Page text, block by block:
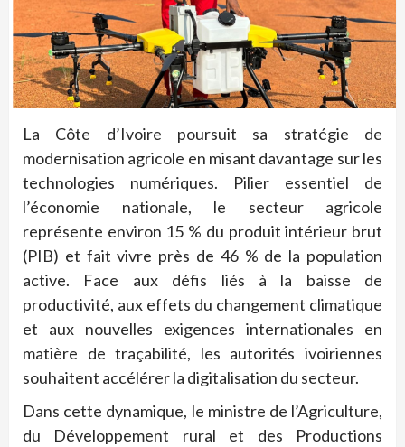
La Côte d’Ivoire poursuit sa stratégie de
modernisation agricole en misant davantage sur les
technologies numériques. Pilier essentiel de
l’économie nationale, le secteur agricole
représente environ 15 % du produit intérieur brut
(PIB) et fait vivre près de 46 % de la population
active. Face aux défis liés à la baisse de
productivité, aux effets du changement climatique
et aux nouvelles exigences internationales en
matière de traçabilité, les autorités ivoiriennes
souhaitent accélérer la digitalisation du secteur.
Dans cette dynamique, le ministre de l’Agriculture,
du Développement rural et des Productions